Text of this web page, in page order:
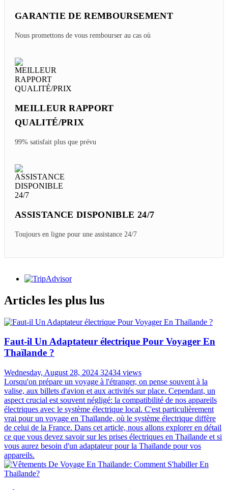
GARANTIE DE REMBOURSEMENT
Nous promettons de vous rembourser au cas où
MEILLEUR RAPPORT
QUALITÉ/PRIX
99% satisfait plus que prévu
ASSISTANCE DISPONIBLE 24/7
Toujours en ligne pour une assistance 24/7
Articles les plus lus
Faut-il Un Adaptateur électrique Pour Voyager En
Thaïlande ?
Wednesday, August 28, 2024 32434 views
Lorsqu'on prépare un voyage à l'étranger, on pense souvent à la
valise, aux billets d'avion et aux activités sur place. Cependant, un
aspect crucial est souvent négligé: la compatibilité de nos appareils
électriques avec le système électrique local. C'est particulièrement
vrai pour un voyage en Thaïlande, où le système électrique diffère
de celui de la France. Dans cet article, nous allons explorer en détail
ce que vous devez savoir sur les prises électriques en Thaïlande et si
vous aurez besoin d'un adaptateur pour la Thaïlande pour vos
appareils.